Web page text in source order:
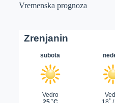
Vremenska prognoza